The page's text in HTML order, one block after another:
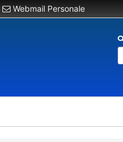
Webmail Personale